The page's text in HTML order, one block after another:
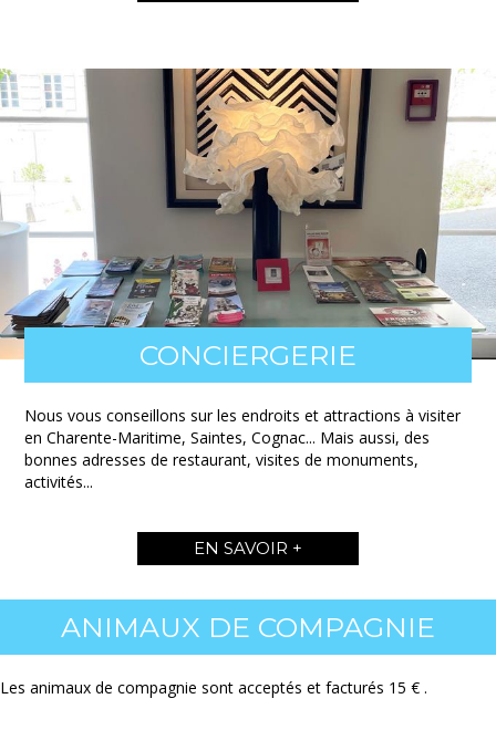
CONCIERGERIE
Nous vous conseillons sur les endroits et attractions à visiter
en Charente-Maritime, Saintes, Cognac... Mais aussi, des
bonnes adresses de restaurant, visites de monuments,
activités...
EN SAVOIR +
ANIMAUX DE COMPAGNIE
Les animaux de compagnie sont acceptés et facturés 15 € .